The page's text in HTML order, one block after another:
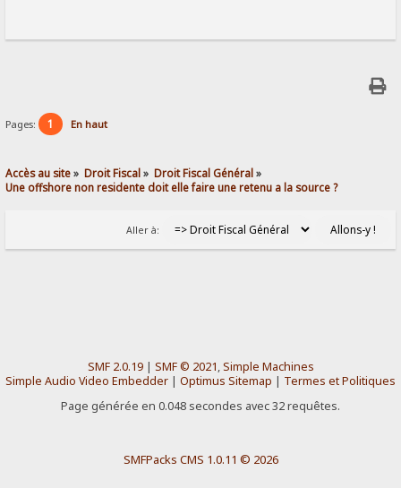
Pages: 1 En haut
Accès au site» Droit Fiscal» Droit Fiscal Général»
Une offshore non residente doit elle faire une retenu a la source ?
Aller à:
SMF 2.0.19| SMF © 2021,Simple Machines
Simple Audio Video Embedder | Optimus Sitemap | Termes et Politiques
Page générée en 0.048 secondes avec 32 requêtes.
SMFPacks CMS 1.0.11 © 2026